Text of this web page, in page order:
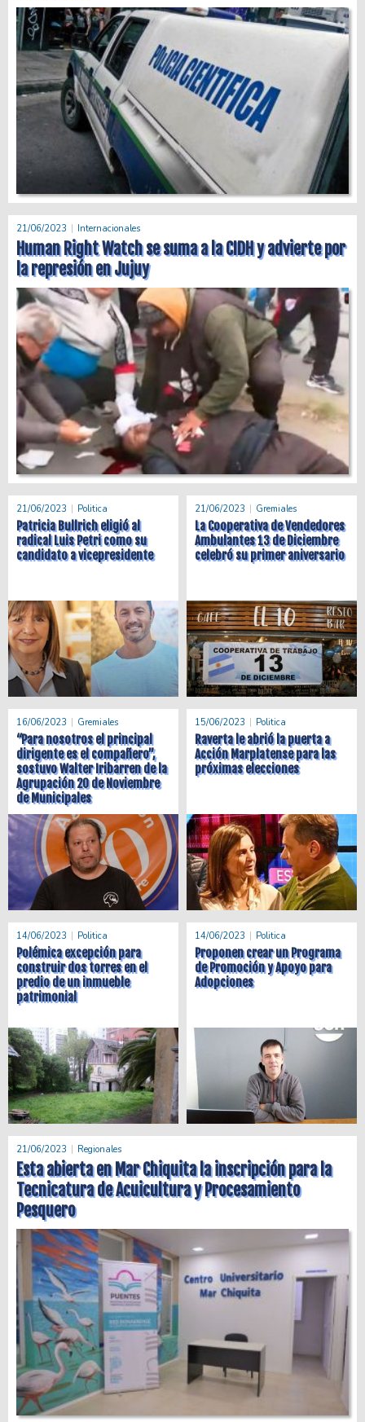
21/06/2023 Internacionales
Human Right Watch se suma a la CIDH y advierte por
la represión en Jujuy
21/06/2023 Politica
Patricia Bullrich eligió al
radical Luis Petri como su
candidato a vicepresidente
21/06/2023 Gremiales
La Cooperativa de Vendedores
Ambulantes 13 de Diciembre
celebró su primer aniversario
16/06/2023 Gremiales
“Para nosotros el principal
dirigente es el compañero”,
sostuvo Walter Iribarren de la
Agrupación 20 de Noviembre
de Municipales
15/06/2023 Politica
Raverta le abrió la puerta a
Acción Marplatense para las
próximas elecciones
14/06/2023 Politica
Polémica excepción para
construir dos torres en el
predio de un inmueble
patrimonial
14/06/2023 Politica
Proponen crear un Programa
de Promoción y Apoyo para
Adopciones
21/06/2023 Regionales
Esta abierta en Mar Chiquita la inscripción para la
Tecnicatura de Acuicultura y Procesamiento
Pesquero